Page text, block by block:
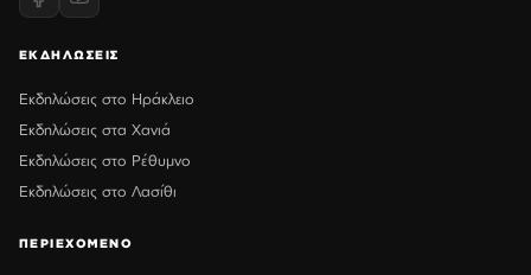
ΕΚΔΗΛΩΣΕΙΣ
Εκδηλώσεις στο Ηράκλειο
Εκδηλώσεις στα Χανιά
Εκδηλώσεις στο Ρέθυμνο
Εκδηλώσεις στο Λασίθι
ΠΕΡΙΕΧΟΜΕΝΟ